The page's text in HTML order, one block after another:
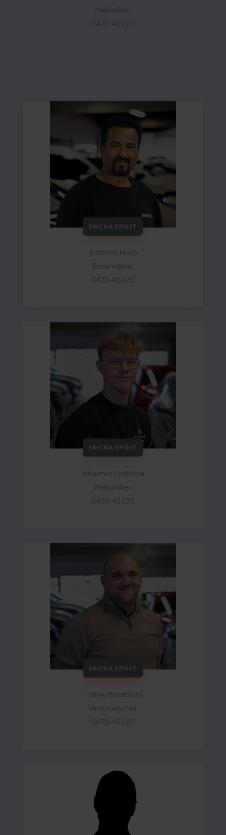
Mekaniker
0470-45120
SKICKA EPOST
Tesfalem Haile
Reservdelar
0470-45120
SKICKA EPOST
Johannes Lindblom
Mekaniker
0470-45120
SKICKA EPOST
Timmy Berntsson
Verkstadschef
0470-45120